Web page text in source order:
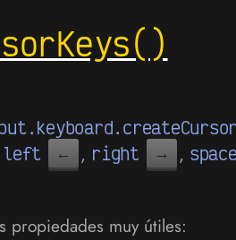
left ← , right → , space
propiedades muy útiles: